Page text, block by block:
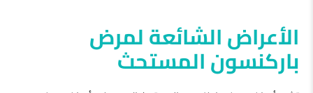
الأعراض الشائعة لمرض
باركنسون المستحث